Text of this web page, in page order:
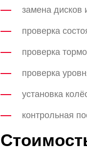
замена дисков
проверка
проверка
проверка
установка
контрольная